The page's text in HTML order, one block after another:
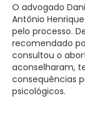
O advogado
Antônio
pelo processo.
recomendado
consultou o
aconselharam,
consequências
psicológicos.